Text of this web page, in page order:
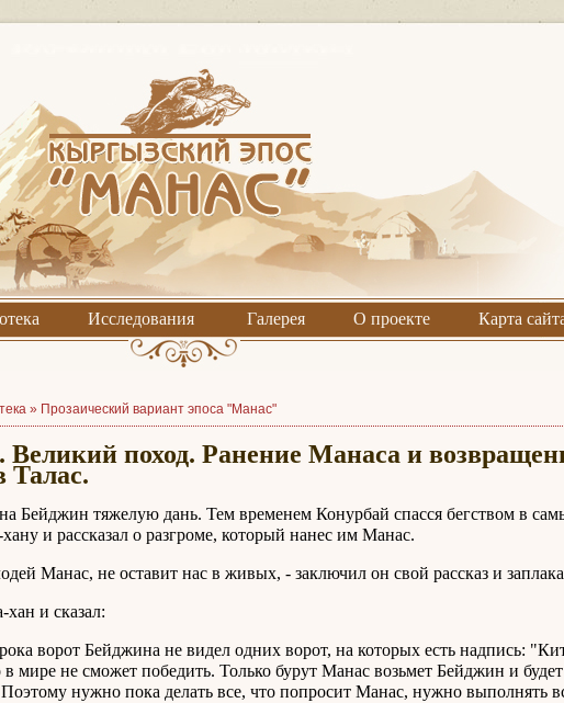
Исследования Галерея О проекте Карта
» Прозаический вариант эпоса "Манас"
Великий поход. Ранение Манаса и
Талас.
Бейджин тяжелую дань. Тем временем Конурбай спасся бегством в
и рассказал о разгроме, который нанес им Манас.
Манас, не оставит нас в живых, - заключил он свой рассказ и
хан и сказал:
ворот Бейджина не видел одних ворот, на которых есть надпись:
мире не сможет победить. Только бурут Манас возьмет Бейджин и будет
нужно пока делать все, что попросит Манас, нужно выполнять